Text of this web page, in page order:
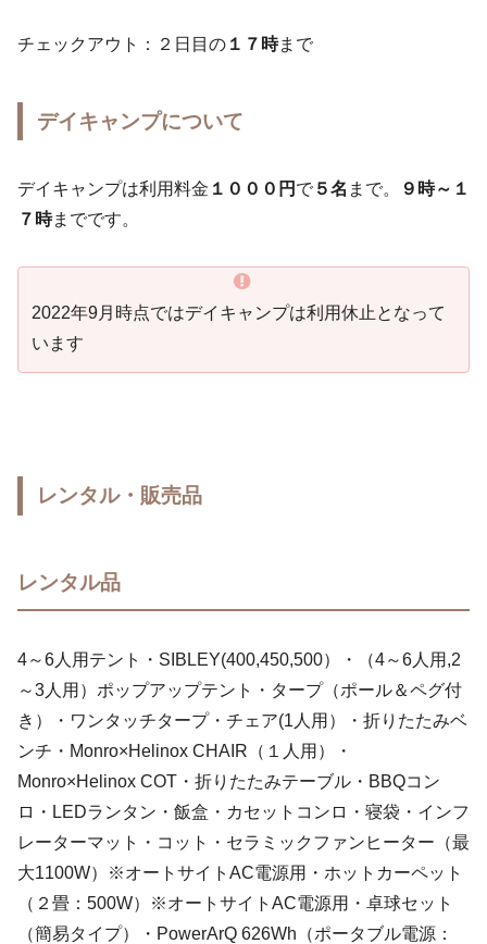
チェックアウト：２日目の １７時まで
デイキャンプについて
デイキャンプは利用料金 １０００円 で ５名 まで。
９時～１
７時までです。
2022年9月時点ではデイキャンプは利用休止となって
います
レンタル・販売品
レンタル品
4～6人用テント・SIBLEY(400,450,500）・（4～6人用,2
～3人用）ポップアップテント・タープ（ポール＆ペグ付
き）・ワンタッチタープ・チェア(1人用）・折りたたみベ
ンチ・Monro×Helinox CHAIR（１人用）・
Monro×Helinox COT・折りたたみテーブル・BBQコン
ロ・LEDランタン・飯盒・カセットコンロ・寝袋・インフ
レーターマット・コット・セラミックファンヒーター（最
大1100W）※オートサイトAC電源用・ホットカーペット
（２畳：500W）※オートサイトAC電源用・卓球セット
（簡易タイプ）・PowerArQ 626Wh（ポータブル電源：